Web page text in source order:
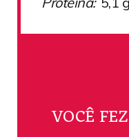
VOCÊ